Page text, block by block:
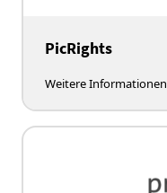
PicRights
Weitere Informationen